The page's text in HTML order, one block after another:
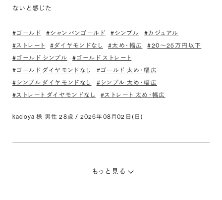
ないと感じた
#ゴールド #シャンパンゴールド #シンプル
#カジュアル
#ストレート
#ダイヤモンドなし #太め・幅広
#20〜25万円以下
#ゴールド シンプル
#ゴールド ストレート
#ゴールド ダイヤモンドなし
#ゴールド 太め・幅広
#シンプル ダイヤモンドなし
#シンプル 太め・幅広
#ストレート ダイヤモンドなし
#ストレート 太め・幅広
kadoya 様 男性 28歳 / 2026年08月02日(日)
もっと見る